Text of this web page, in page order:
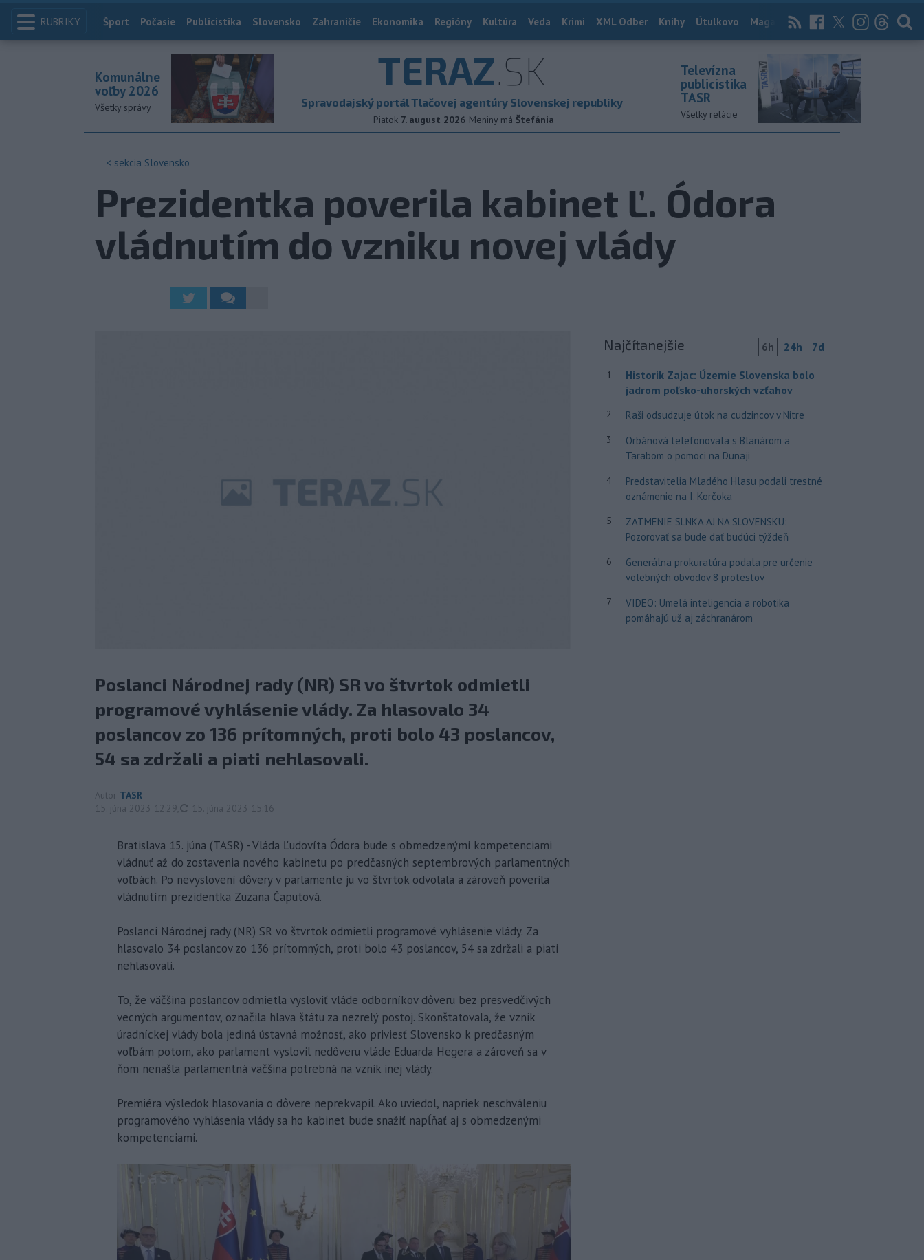
RUBRIKY Index
Šport Počasie Publicistika Slovensko Zahraničie Ekonomika Regióny Kultúra Veda Krimi XML Odber Knihy Útulkovo Magazín News Now Archív
TERAZ.SK
Spravodajský portál Tlačovej agentúry Slovenskej republiky
Piatok 7. august 2026 Meniny má Štefánia
Komunálne
voľby 2026
Všetky správy
Televízna
publicistika
TASR
Všetky relácie
< sekcia Slovensko
Prezidentka poverila kabinet Ľ. Ódora
vládnutím do vzniku novej vlády
Poslanci Národnej rady (NR) SR vo štvrtok odmietli
programové vyhlásenie vlády. Za hlasovalo 34
poslancov zo 136 prítomných, proti bolo 43 poslancov,
54 sa zdržali a piati nehlasovali.
Autor TASR
15. júna 2023 12:29
aktualizované
15. júna 2023 15:16
Bratislava 15. júna (TASR) - Vláda Ľudovíta Ódora bude s obmedzenými kompetenciami
vládnuť až do zostavenia nového kabinetu po predčasných septembrových parlamentných
voľbách. Po nevyslovení dôvery v parlamente ju vo štvrtok odvolala a zároveň poverila
vládnutím prezidentka Zuzana Čaputová.
Poslanci Národnej rady (NR) SR vo štvrtok odmietli programové vyhlásenie vlády. Za
hlasovalo 34 poslancov zo 136 prítomných, proti bolo 43 poslancov, 54 sa zdržali a piati
nehlasovali.
To, že väčšina poslancov odmietla vysloviť vláde odborníkov dôveru bez presvedčivých
vecných argumentov, označila hlava štátu za nezrelý postoj. Skonštatovala, že vznik
úradníckej vlády bola jediná ústavná možnosť, ako priviesť Slovensko k predčasným
voľbám potom, ako parlament vyslovil nedôveru vláde Eduarda Hegera a zároveň sa v
ňom nenašla parlamentná väčšina potrebná na vznik inej vlády.
Premiéra výsledok hlasovania o dôvere neprekvapil. Ako uviedol, napriek neschváleniu
programového vyhlásenia vlády sa ho kabinet bude snažiť napĺňať aj s obmedzenými
kompetenciami.
Najčítanejšie 6h 24h 7d
1
Historik Zajac: Územie Slovenska bolo
jadrom poľsko-uhorských vzťahov
2 Raši odsudzuje útok na cudzincov v Nitre
3
Orbánová telefonovala s Blanárom a
Tarabom o pomoci na Dunaji
4
Predstavitelia Mladého Hlasu podali trestné
oznámenie na I. Korčoka
5
ZATMENIE SLNKA AJ NA SLOVENSKU:
Pozorovať sa bude dať budúci týždeň
6
Generálna prokuratúra podala pre určenie
volebných obvodov 8 protestov
7
VIDEO: Umelá inteligencia a robotika
pomáhajú už aj záchranárom